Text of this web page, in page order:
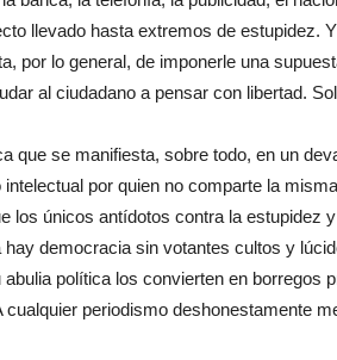
llevado hasta extremos de estupidez.
por lo general, de imponerle una
al ciudadano a pensar con libertad.
que se manifiesta, sobre todo, en un
por quien no comparte la
los únicos antídotos contra la estupidez
democracia sin votantes cultos y
política los convierten en borregos
periodismo deshonestamente